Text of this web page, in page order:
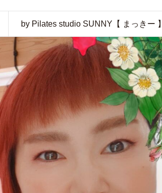
by Pilates studio SUNNY【 まっきー 】